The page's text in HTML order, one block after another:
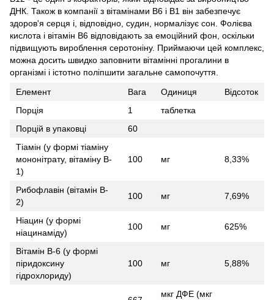
ДНК. Також в компанії з вітамінами В6 і В1 він забезпечує
здоров'я серця і, відповідно, судин, нормалізує сон. Фолієва
кислота і вітамін В6 відповідають за емоційний фон, оскільки
підвищують вироблення серотоніну. Приймаючи цей комплекс,
можна досить швидко заповнити вітамінні прогалини в
організмі і істотно поліпшити загальне самопочуття.
Елемент
Вага Одиниця
Відсоток
Порція
1
таблетка
Порцій в упаковці
60
Тіамін (у формі тіаміну
мононітрату, вітаміну B-
1)
100 мг 8,33%
Рибофлавін (вітамін B-
2)
100 мг 7,69%
Ніацин (у формі
ніацинаміду)
100 мг 625%
Вітамін B-6 (у формі
піридоксину
гідрохлориду)
100 мг 5,88%
мкг ДФЕ (мкг